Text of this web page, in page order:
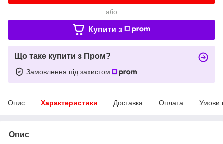
або
Купити з
Що таке купити з Пром?
Замовлення під захистом
Опис Характеристики Доставка Оплата Умови
Опис